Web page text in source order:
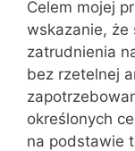
Celem mojej
wskazanie, że
zatrudnienia
bez rzetelnej
określonych
na podstawie